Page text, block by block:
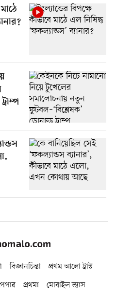
বিজ্ঞানচিন্তা
প্রথম আলো ট্রাস্ট
প্রথমা মোবাইল ভ্যাস